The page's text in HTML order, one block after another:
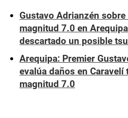
Gustavo Adrianzén
magnitud 7.0 en
descartado un posible
Arequipa: Premier
evalúa daños en Caravelí
magnitud 7.0